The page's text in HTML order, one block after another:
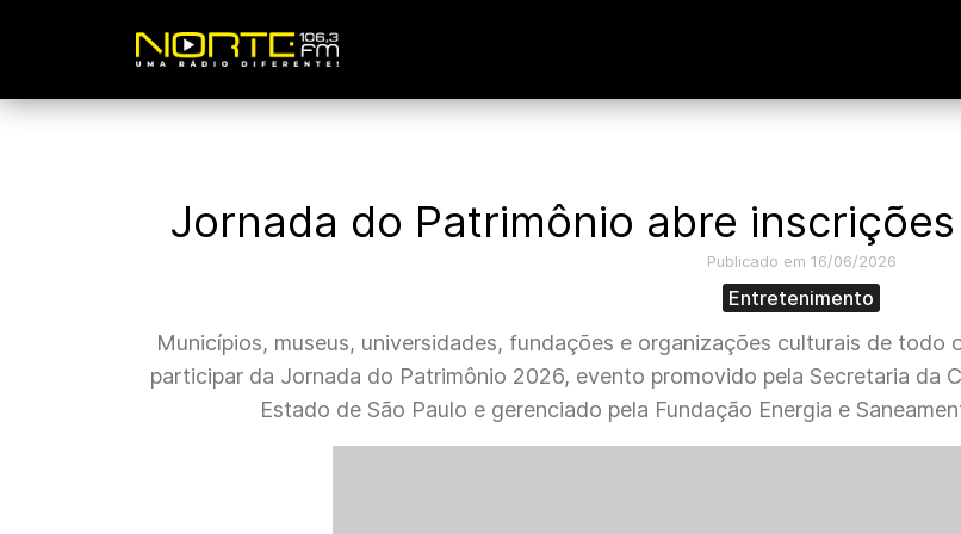
Jornada do Patrimônio abre
Publicado em 16/06/2026
Entretenimento
Municípios, museus, universidades, fundações e organizações culturais de todo
participar da Jornada do Patrimônio 2026, evento promovido pela Secretaria da
Estado de São Paulo e gerenciado pela Fundação Energia e